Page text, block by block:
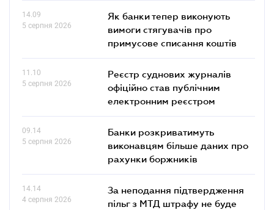
14.09
5 серпня 2026
Як банки тепер виконують
вимоги стягувачів про
примусове списання коштів
11.10
5 серпня 2026
Реєстр суднових журналів
офіційно став публічним
електронним реєстром
09.14
5 серпня 2026
Банки розкриватимуть
виконавцям більше даних про
рахунки боржників
14.14
4 серпня 2026
За неподання підтвердження
пільг з МТД штрафу не буде